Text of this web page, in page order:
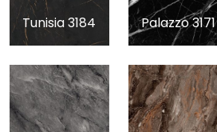
Tunisia 3184 Palazzo 3171